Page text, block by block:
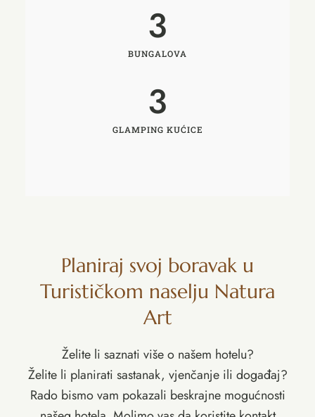
BUNGALOVA
3
GLAMPING KUĆICE
3
Planiraj svoj boravak u
Turističkom naselju Natura
Art
Želite li saznati više o našem hotelu?
Želite li planirati sastanak, vjenčanje ili događaj?
Rado bismo vam pokazali beskrajne mogućnosti